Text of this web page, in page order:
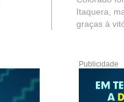
Itaquera,
graças à
Publicidade